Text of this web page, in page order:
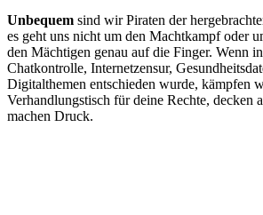
Unbequem sind wir Piraten der
es geht uns nicht um den Machtkampf oder
den Mächtigen genau auf die Finger. Wenn
Chatkontrolle, Internetzensur,
Digitalthemen entschieden wurde, kämpfen
Verhandlungstisch für deine Rechte, decken
machen Druck.